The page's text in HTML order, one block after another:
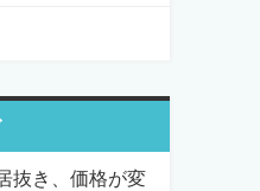
抜き、価格が変